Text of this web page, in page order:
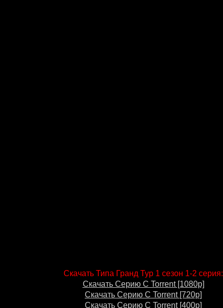
Скачать Типа Гранд Тур 1 сезон 1-2 серия:
Скачать Серию С Torrent [1080p]
Скачать Серию С Torrent [720p]
Скачать Серию С Torrent [400p]